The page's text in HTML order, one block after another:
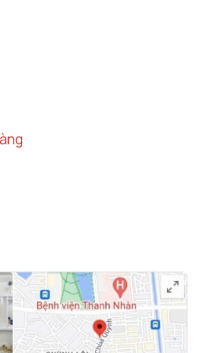
từ
vệ sinh, giúp giữ hộp
điểm nhấn tinh tế cho nội
này rất dễ bảo quản và
phẩm bền lâu với thời
là món phụ kiện rất tiện
sản phẩm giúp bạn dễ
thiết mà không mất thời
trong những mónphụ